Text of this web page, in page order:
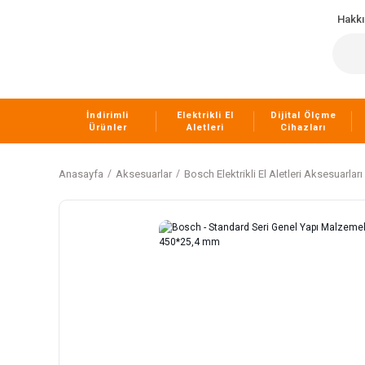
İndirimli
Ürünler
Elektrikli El
Aletleri
Dijital Ölçme
Cihazları
Anasayfa Aksesuarlar Bosch Elektrikli El Aletleri Aksesuarları